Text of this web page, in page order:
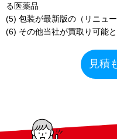
る医薬品
(5) 包装が最新版の（リニュ
(6) その他当社が買取り可能
見積